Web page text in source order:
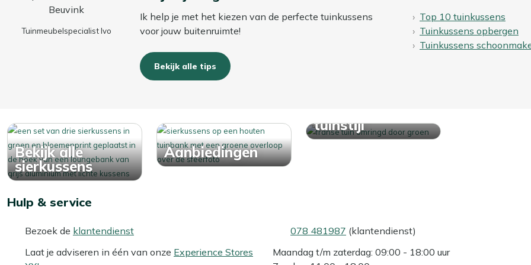
Tuinmeubelspecialist Ivo
Ik help je met het kiezen van de perfecte tuinkussens
voor jouw buitenruimte!
Bekijk alle tips
Top 10 tuinkussens
Tuinkussens opbergen
Tuinkussens
Bekijk alle
sierkussens
Aanbiedingen
tuinstijl
Hulp & service
Bezoek de klantendienst
Laat je adviseren in één van onze Experience Stores
078 481987 (klantendienst)
Maandag t/m zaterdag: 09:00 - 18:00 uur